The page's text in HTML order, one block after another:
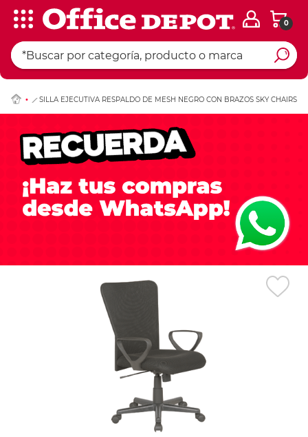
0
SILLA EJECUTIVA RESPALDO DE MESH NEGRO CON BRAZOS SKY CHAIRS
Ingresar Codigo